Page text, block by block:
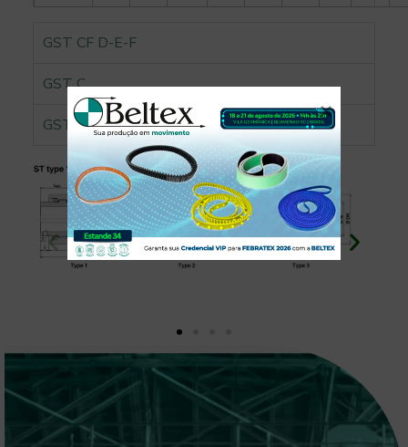
GST CF D-E-F
GST C
GST CV